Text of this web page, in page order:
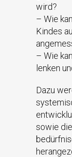
wird?
– Wie
Kindes
– Wie
lenken
Dazu
sowie